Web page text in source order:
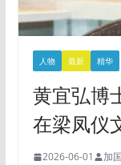
人物 最新 精华
黄宜弘博
在梁凤仪
2026-06-01 加